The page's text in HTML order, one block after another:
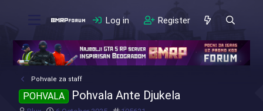
Log in Register
Pohvale za staff
POHVALA Pohvala Ante Djukela